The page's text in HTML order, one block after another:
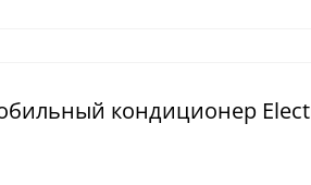
кондиционер